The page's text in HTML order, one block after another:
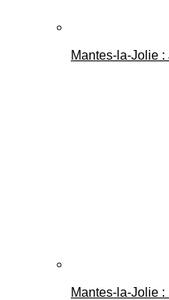
Mantes-la-Jolie :
Mantes-la-Jolie